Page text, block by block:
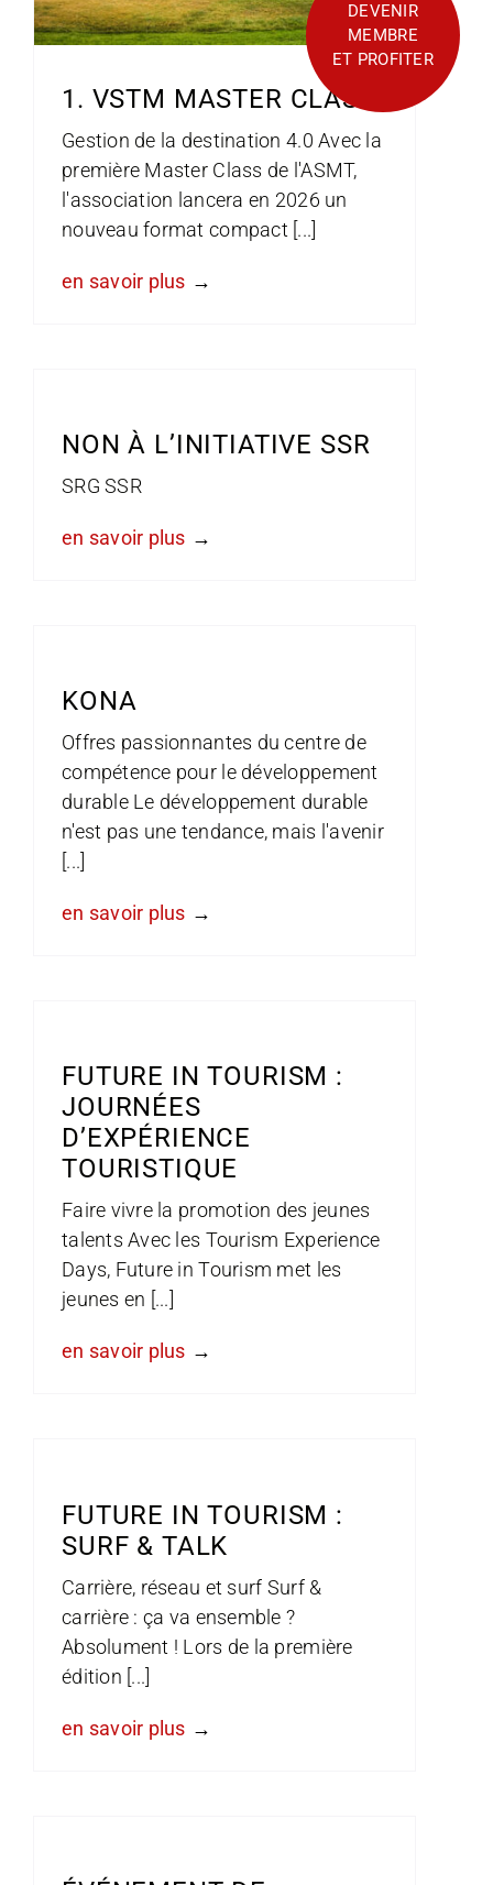
1. VSTM MASTER CLASS
Gestion de la destination 4.0 Avec la
première Master Class de l'ASMT,
l'association lancera en 2026 un
nouveau format compact [...]
en savoir plus
NON À L’INITIATIVE SSR
SRG SSR
en savoir plus
KONA
Offres passionnantes du centre de
compétence pour le développement
durable Le développement durable
n'est pas une tendance, mais l'avenir
[...]
en savoir plus
FUTURE IN TOURISM :
JOURNÉES
D’EXPÉRIENCE
TOURISTIQUE
Faire vivre la promotion des jeunes
talents Avec les Tourism Experience
Days, Future in Tourism met les
jeunes en [...]
en savoir plus
FUTURE IN TOURISM :
SURF & TALK
Carrière, réseau et surf Surf &
carrière : ça va ensemble ?
Absolument ! Lors de la première
édition [...]
en savoir plus
DEVENIR
MEMBRE
ET PROFITER